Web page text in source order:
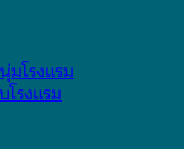
มโรงแรม
โรงแรม